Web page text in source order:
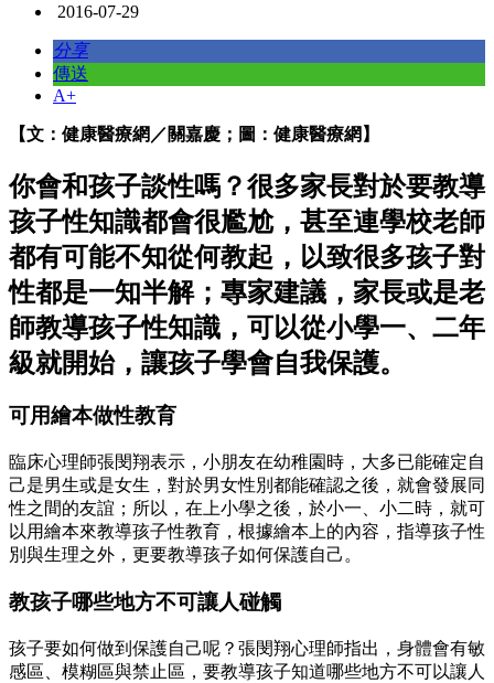
2016-07-29
分享
傳送
A+
【文：健康醫療網／關嘉慶；圖：健康醫療網】
你會和孩子談性嗎？很多家長對於要教導
孩子性知識都會很尷尬，甚至連學校老師
都有可能不知從何教起，以致很多孩子對
性都是一知半解；專家建議，家長或是老
師教導孩子性知識，可以從小學一、二年
級就開始，讓孩子學會自我保護。
可用繪本做性教育
臨床心理師張閔翔表示，小朋友在幼稚園時，大多已能確定自
己是男生或是女生，對於男女性別都能確認之後，就會發展同
性之間的友誼；所以，在上小學之後，於小一、小二時，就可
以用繪本來教導孩子性教育，根據繪本上的內容，指導孩子性
別與生理之外，更要教導孩子如何保護自己。
教孩子哪些地方不可讓人碰觸
孩子要如何做到保護自己呢？張閔翔心理師指出，身體會有敏
感區、模糊區與禁止區，要教導孩子知道哪些地方不可以讓人